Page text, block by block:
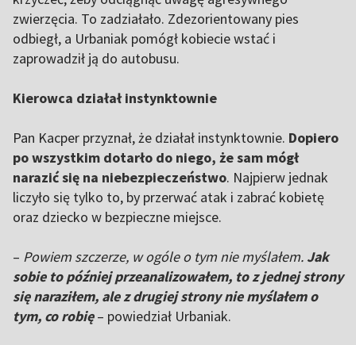
zwierzęcia. To zadziałało. Zdezorientowany pies
odbiegł, a Urbaniak pomógł kobiecie wstać i
zaprowadził ją do autobusu.
Kierowca działał instynktownie
Pan Kacper przyznał, że działał instynktownie. Dopiero
po wszystkim dotarło do niego, że sam mógł
narazić się na niebezpieczeństwo. Najpierw jednak
liczyło się tylko to, by przerwać atak i zabrać kobietę
oraz dziecko w bezpieczne miejsce.
– Powiem szczerze, w ogóle o tym nie myślałem. Jak
sobie to później przeanalizowałem, to z jednej strony
się naraziłem, ale z drugiej strony nie myślałem o
tym, co robię – powiedział Urbaniak.